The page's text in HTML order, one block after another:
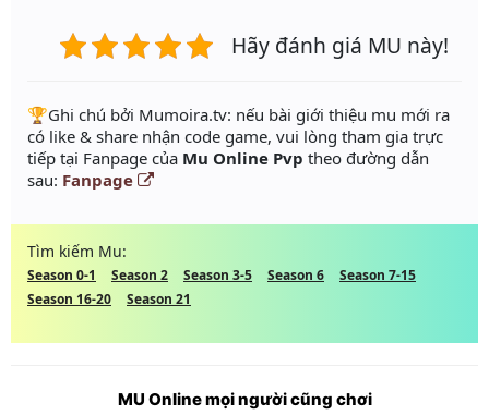
Hãy đánh giá MU này!
️🏆Ghi chú bởi Mumoira.tv: nếu bài giới thiệu mu mới ra
có like & share nhận code game, vui lòng tham gia trực
tiếp tại Fanpage của Mu Online Pvp theo đường dẫn
sau: Fanpage
Tìm kiếm Mu:
Season 0-1 Season 2 Season 3-5 Season 6
Season 7-15
Season 16-20
Season 21
MU Online mọi người cũng chơi